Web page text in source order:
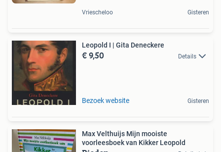
Vriescheloo Gisteren
Leopold I | Gita Deneckere
€ 9,50 Details
Bezoek website Gisteren
Max Velthuijs Mijn mooiste
voorleesboek van Kikker Leopold